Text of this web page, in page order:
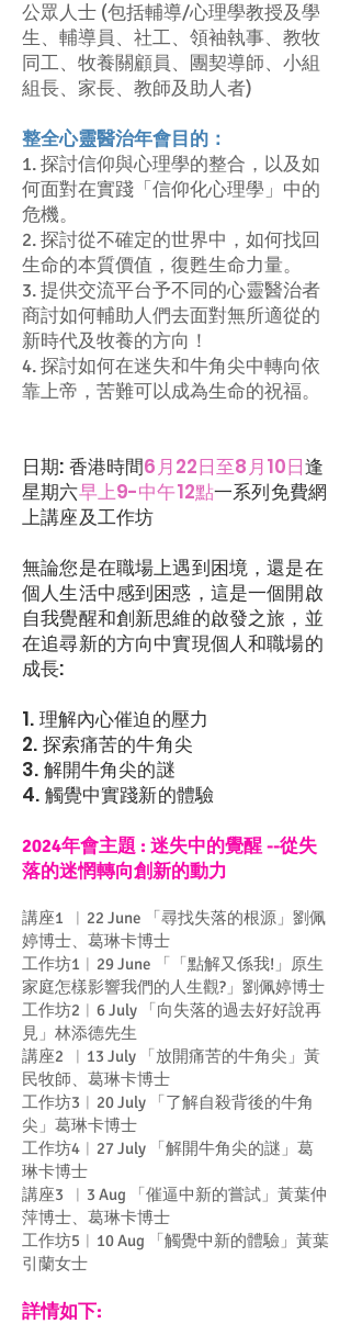
公眾人士 (包括輔導/心理學教授及學
生、輔導員、社工、領袖執事、教牧
同工、牧養關顧員、團契導師、小組
組長、家長、教師及助人者)
整全心靈醫治年會目的：
1. 探討信仰與心理學的整合，以及如
何面對在實踐「信仰化心理學」中的
危機。
2. 探討從不確定的世界中，如何找回
生命的本質價值，復甦生命力量。
3. 提供交流平台予不同的心靈醫治者
商討如何輔助人們去面對無所適從的
新時代及牧養的方向！
4. 探討如何在迷失和牛角尖中轉向依
靠上帝，苦難可以成為生命的祝福。
日期: 香港時間6月22日至8月10日逢
星期六早上9-中午12點一系列免費網
上講座及工作坊
無論您是在職場上遇到困境，還是在
個人生活中感到困惑，這是一個開啟
自我覺醒和創新思維的啟發之旅，並
在追尋新的方向中實現個人和職場的
成長:
1. 理解內心催迫的壓力
2. 探索痛苦的牛角尖
3. 解開牛角尖的謎
4. 觸覺中實踐新的體驗
2024年會主題 : 迷失中的覺醒 --從失
落的迷惘轉向創新的動力
講座1 ︱22 June 「尋找失落的根源」劉佩
婷博士、葛琳卡博士
工作坊1︱29 June 「「點解又係我!」原生
家庭怎樣影響我們的人生觀?」劉佩婷博士
工作坊2︱6 July 「向失落的過去好好說再
見」林添德先生
講座2 ︱13 July 「放開痛苦的牛角尖」黃
民牧師、葛琳卡博士
工作坊3︱20 July 「了解自殺背後的牛角
尖」葛琳卡博士
工作坊4︱27 July 「解開牛角尖的謎」葛
琳卡博士
講座3 ︱3 Aug 「催逼中新的嘗試」黃葉仲
萍博士、葛琳卡博士
工作坊5︱10 Aug 「觸覺中新的體驗」黃葉
引蘭女士
詳情​如下: